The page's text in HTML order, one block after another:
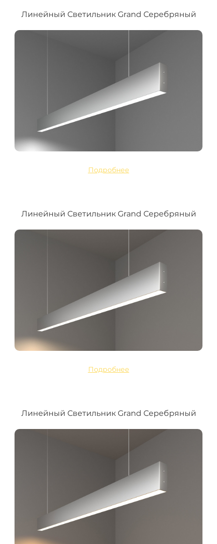
Линейный Светильник Grand Серебряный
Подробнее
Линейный Светильник Grand Серебряный
Подробнее
Линейный Светильник Grand Серебряный